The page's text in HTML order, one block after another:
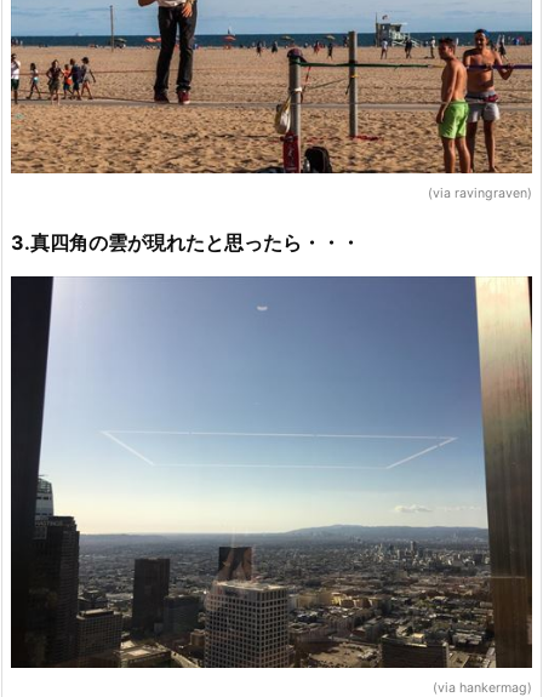
(via ravingraven)
3.真四角の雲が現れたと思ったら・・・
(via hankermag)